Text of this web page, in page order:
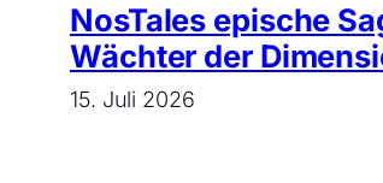
NosTales epische
Wächter der
15. Juli 2026